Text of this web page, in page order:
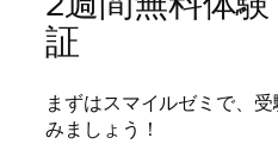
証
まずはスマイルゼミで、
みましょう！